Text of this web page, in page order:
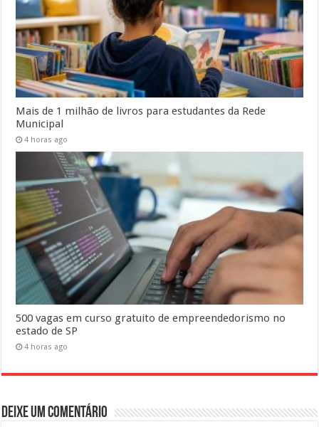
Mais de 1 milhão de livros para estudantes da Rede
Municipal
4 horas ago
500 vagas em curso gratuito de empreendedorismo no
estado de SP
4 horas ago
Deixe um comentário